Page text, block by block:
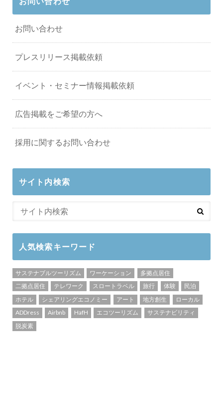
お問い合わせ
プレスリリース掲載依頼
イベント・セミナー情報掲載依頼
広告掲載をご希望の方へ
採用に関するお問い合わせ
サイト内検索
人気検索キーワード
サステナブルツーリズム ワーケーション
多拠点居住
二拠点居住
テレワーク スロートラベル 旅行 体験
民泊
ホテル
シェアリングエコノミー アート 地方創生
ローカル
ADDress
Airbnb HafH エコツーリズム
サステナビリティ
脱炭素